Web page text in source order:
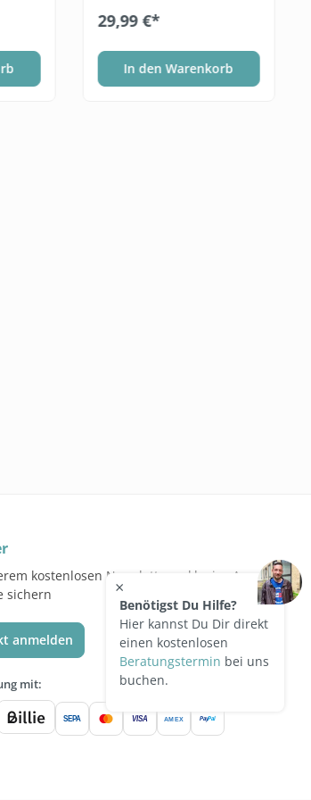
29,99 €*
In den Warenkorb
kostenlosen Newsletter exklusive Angebote
sichern
anmelden
mit:
SEPA VISA AMEX PayPal
×
Benötigst Du Hilfe?
Hier kannst Du Dir direkt
einen kostenlosen
Beratungstermin bei uns
buchen.